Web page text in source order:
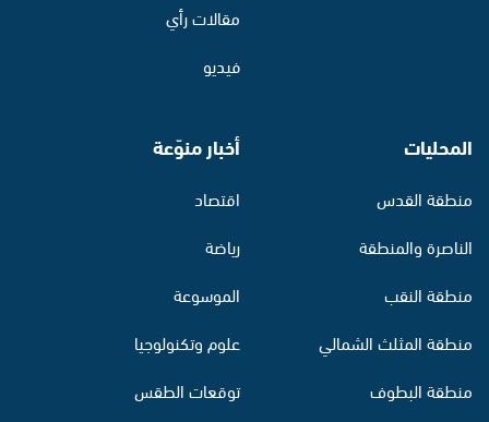
مقالات رأي
فيديو
المحليات
منطقة القدس
الناصرة والمنطقة
منطقة النقب
منطقة المثلث الشمالي
منطقة البطوف
أخبار منوّعة
اقتصاد
رياضة
الموسوعة
علوم وتكنولوجيا
توقعات الطقس